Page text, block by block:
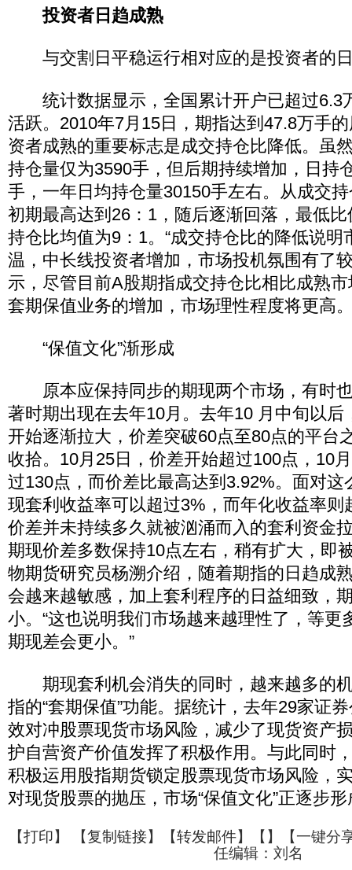
投资者日趋成熟
与交割日平稳运行相对应的是投资者的
统计数据显示，全国累计开户已超过6.3
活跃。2010年7月15日，期指达到47.8万手
资者成熟的重要标志是成交持仓比降低。虽
持仓量仅为3590手，但后期持续增加，日持
手，一年日均持仓量30150手左右。从成交
初期最高达到26：1，随后逐渐回落，最低
持仓比均值为9：1。“成交持仓比的降低说明
温，中长线投资者增加，市场投机氛围有了
示，尽管目前A股期指成交持仓比相比成熟
套期保值业务的增加，市场理性程度将更高
“保值文化”渐形成
原本应保持同步的期现两个市场，有时
著时期出现在去年10月。去年10 月中旬以后
开始逐渐拉大，价差突破60点至80点的平台
收拾。10月25日，价差开始超过100点，10
过130点，而价差比最高达到3.92%。面对这
现套利收益率可以超过3%，而年化收益率则
价差并未持续多久就被汹涌而入的套利资金
期现价差多数保持10点左右，稍有扩大，即
物期货研究员杨溯介绍，随着期指的日趋成
会越来越敏感，加上套利程序的日益细致，
小。“这也说明我们市场越来越理性了，等更
期现差会更小。”
期现套利机会消失的同时，越来越多的
指的“套期保值”功能。据统计，去年29家证
效对冲股票现货市场风险，减少了现货资产
护自营资产价值发挥了积极作用。与此同时
积极运用股指期货锁定股票现货市场风险，
对现货股票的抛压，市场“保值文化”正逐步
【打印】 【复制链接】【转发邮件】【 】
【一键分
任编辑：刘名